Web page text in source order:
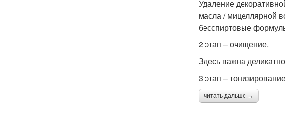
Удаление
масла / мицеллярной
бесспиртовые
2 этап – очищение.
Здесь важна
3 этап –
читать дальше →